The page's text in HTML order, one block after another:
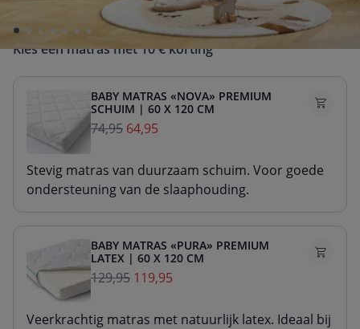
Kies een matras met 10 € korting
BABY MATRAS «NOVA» PREMIUM
SCHUIM | 60 X 120 CM
74,95 64,95
Stevig matras van duurzaam schuim. Voor goede
ondersteuning van de slaaphouding.
BABY MATRAS «PURA» PREMIUM
LATEX | 60 X 120 CM
129,95 119,95
Veerkrachtig matras met natuurlijk latex. Ideaal bij